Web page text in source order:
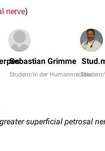
nerve)
Sebastian Grimme
Student/in der Humanmedizin
superficial petrosal